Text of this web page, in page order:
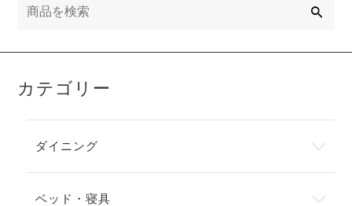
カテゴリー
ダイニング
ベッド・寝具